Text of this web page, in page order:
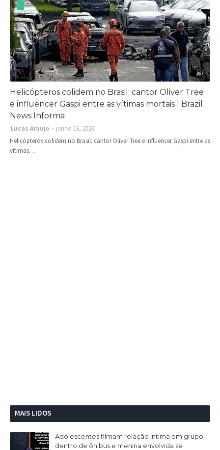
Helicópteros colidem no Brasil: cantor Oliver Tree
e influencer Gaspi entre as vítimas mortais | Brazil
News Informa
Lucas Araujo
junho 16, 2026
Helicópteros colidem no Brasil: cantor Oliver Tree e influencer Gaspi entre as
vítimas…
MAIS LIDOS
Adolescentes filmam relação intima em grupo
dentro de ônibus e menina envolvida se